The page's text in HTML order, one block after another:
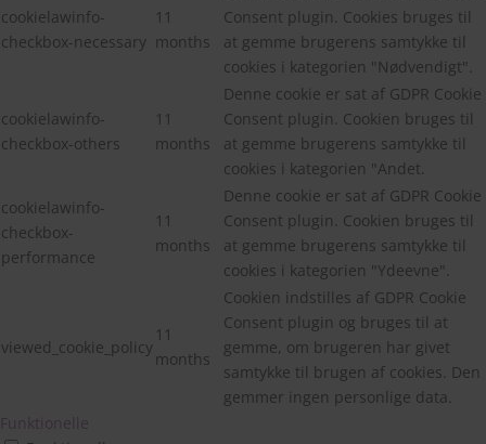
cookielawinfo-
checkbox-necessary
11
months
Consent plugin. Cookies bruges til
at gemme brugerens samtykke til
cookies i kategorien "Nødvendigt".
cookielawinfo-
checkbox-others
11
months
Denne cookie er sat af GDPR Cookie
Consent plugin. Cookien bruges til
at gemme brugerens samtykke til
cookies i kategorien "Andet.
cookielawinfo-
checkbox-
performance
11
months
Denne cookie er sat af GDPR Cookie
Consent plugin. Cookien bruges til
at gemme brugerens samtykke til
cookies i kategorien "Ydeevne".
viewed_cookie_policy
11
months
Cookien indstilles af GDPR Cookie
Consent plugin og bruges til at
gemme, om brugeren har givet
samtykke til brugen af cookies. Den
gemmer ingen personlige data.
Funktionelle